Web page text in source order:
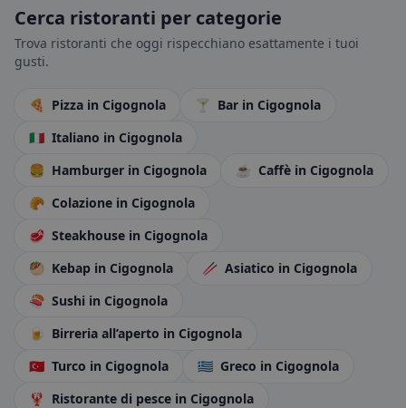
Cerca ristoranti per categorie
Trova ristoranti che oggi rispecchiano esattamente i tuoi
gusti.
🍕 Pizza in Cigognola 🍸 Bar in Cigognola
🇮🇹 Italiano in Cigognola
🍔 Hamburger in Cigognola ☕ Caffè in Cigognola
🥐 Colazione in Cigognola
🥩 Steakhouse in Cigognola
🥙 Kebap in Cigognola 🥢 Asiatico in Cigognola
🍣 Sushi in Cigognola
🍺 Birreria all’aperto in Cigognola
🇹🇷 Turco in Cigognola 🇬🇷 Greco in Cigognola
🦞 Ristorante di pesce in Cigognola